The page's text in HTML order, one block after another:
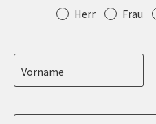
Anrede Herr Frau
Vorname